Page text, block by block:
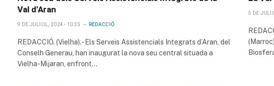
Val d’Aran
9 DE JULIOL, 2024 - 10:35 REDACCIÓ
REDACCIÓ. (Vielha).- Els Serveis Assistencials Integrats d’Aran, del
Conselh Generau, han inaugurat la nova seu central situada a
Vielha-Mijaran, enfront…
5 DE